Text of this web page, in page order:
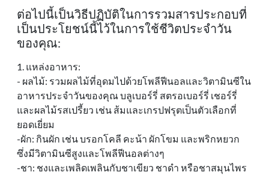
ต่อไปนี้เป็นวิธีปฏิบัติในการรวมสารประกอบที่
เป็นประโยชน์นี้ไว้ในการใช้ชีวิตประจําวัน
ของคุณ:
1. แหล่งอาหาร:
- ผลไม้: รวมผลไม้ที่อุดมไปด้วยโพลีฟีนอลและวิตามินซีใน
อาหารประจําวันของคุณ บลูเบอร์รี่ สตรอเบอร์รี่ เชอร์รี่
และผลไม้รสเปรี้ยว เช่น ส้มและเกรปฟรุตเป็นตัวเลือกที่
ยอดเยี่ยม
-ผัก: กินผัก เช่น บรอกโคลี คะน้า ผักโขม และพริกหยวก
ซึ่งมีวิตามินซีสูงและโพลีฟีนอลต่างๆ
-ชา: ชงและเพลิดเพลินกับชาเขียว ชาดํา หรือชาสมุนไพร